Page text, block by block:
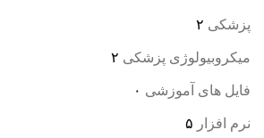
پزشکی ۲
میکروبیولوژی پزشکی ۲
فایل های آموزشی ۰
نرم افزار ۵